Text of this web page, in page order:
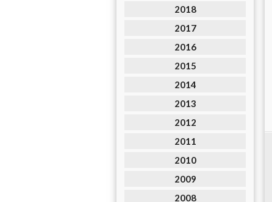
2018
2017
2016
2015
2014
2013
2012
2011
2010
2009
2008